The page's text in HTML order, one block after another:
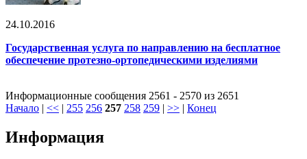
24.10.2016
Государственная услуга по направлению на бесплатное
обеспечение протезно-ортопедическими изделиями
Информационные сообщения 2561 - 2570 из 2651
Начало | << | 255 256 257 258 259 | >> | Конец
Информация